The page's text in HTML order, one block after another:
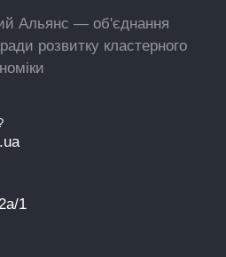
Альянс — об'єднання
розвитку кластерного
1